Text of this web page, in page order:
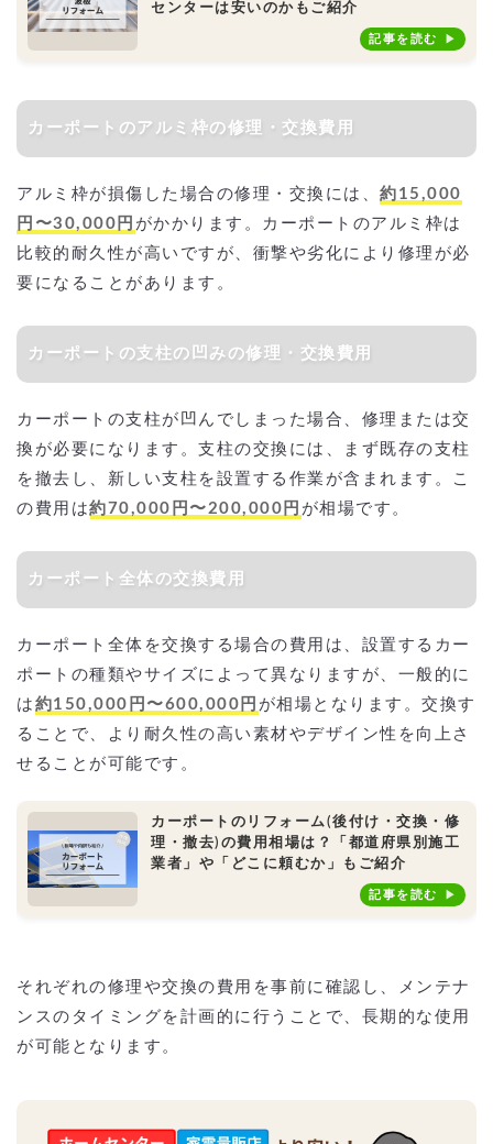
センターは安いのかもご紹介
記事を読む
カーポートのアルミ枠の修理・交換費用
アルミ枠が損傷した場合の修理・交換には、 約15,000
円〜30,000円 がかかります。カーポートのアルミ枠は
比較的耐久性が高いですが、衝撃や劣化により修理が必
要になることがあります。
カーポートの支柱の凹みの修理・交換費用
カーポートの支柱が凹んでしまった場合、修理または交
換が必要になります。支柱の交換には、まず既存の支柱
を撤去し、新しい支柱を設置する作業が含まれます。こ
の費用は約70,000円〜200,000円 が相場です。
カーポート全体の交換費用
カーポート全体を交換する場合の費用は、設置するカー
ポートの種類やサイズによって異なりますが、一般的に
は 約150,000円〜600,000円 が相場となります。交換す
ることで、より耐久性の高い素材やデザイン性を向上さ
せることが可能です。
カーポートのリフォーム(後付け・交換・修
理・撤去)の費用相場は？「都道府県別施工
業者」や「どこに頼むか」もご紹介
記事を読む
それぞれの修理や交換の費用を事前に確認し、メンテナ
ンスのタイミングを計画的に行うことで、長期的な使用
が可能となります。